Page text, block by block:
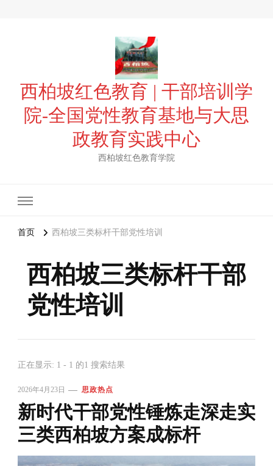
西柏坡红色教育 | 干部培训学
院-全国党性教育基地与大思
政教育实践中心
西柏坡红色教育学院
首页 西柏坡三类标杆干部党性培训
西柏坡三类标杆干部
党性培训
正在显示: 1 - 1 的1 搜索结果
2026年4月23日 思政热点
新时代干部党性锤炼走深走实
三类西柏坡方案成标杆